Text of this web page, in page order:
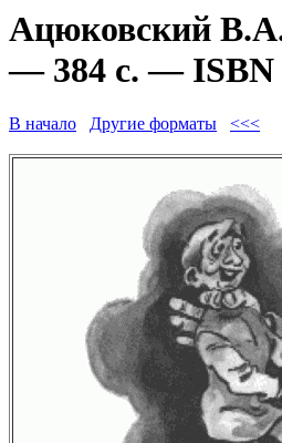
Ацюковский
— 384 с. — ISBN
В начало Другие форматы <<<